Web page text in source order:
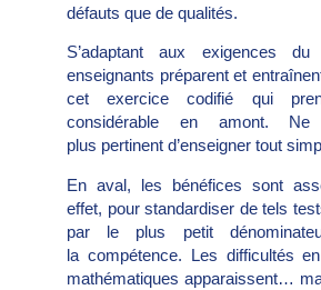
défauts que de qualités.
S’adaptant aux exigences
enseignants préparent et
cet exercice codifié qui
considérable en amont.
plus pertinent d’enseigner tout
En aval, les bénéfices sont
effet, pour standardiser de tels
par le plus petit
la compétence. Les difficultés
mathématiques apparaissent…